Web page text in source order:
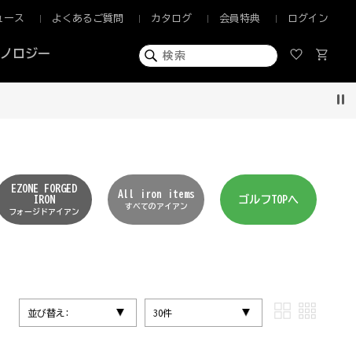
ロジー
ース よくあるご質問 カタログ 会員特典 ログイン
EZONE FORGED
IRON
フォージドアイアン
All iron items
すべてのアイアン
ゴルフTOPへ
並び替え: 30件